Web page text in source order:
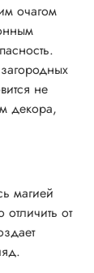
очагом
не
декора,
магией
от